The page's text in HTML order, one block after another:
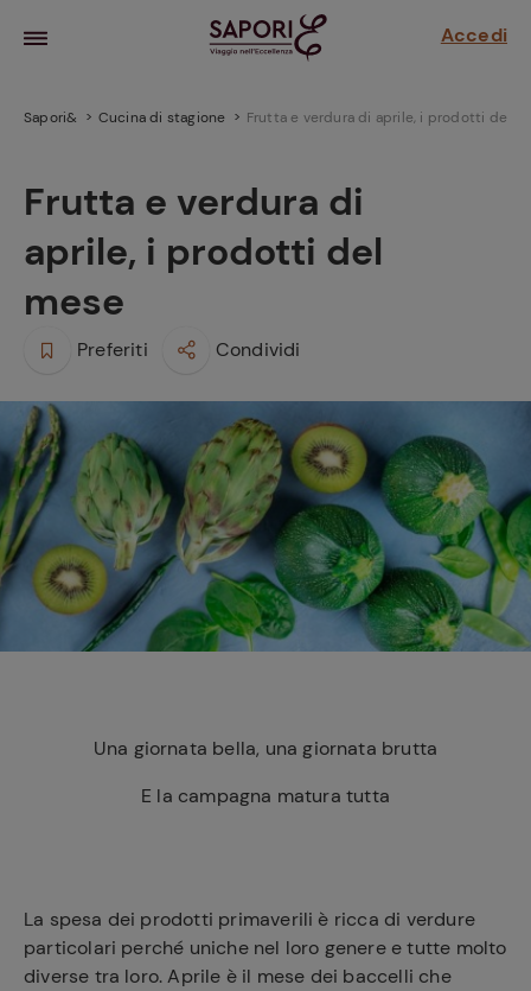
Accedi
e
ricetta
il
sensi di
Sapori& Cucina di stagione Frutta e verdura di aprile, i prodotti del
Frutta e verdura di
aprile, i prodotti del
mese
Preferiti Condividi
Una giornata bella, una giornata brutta
E la campagna matura tutta
La spesa dei prodotti primaverili è ricca di verdure
particolari perché uniche nel loro genere e tutte molto
diverse tra loro. Aprile è il mese dei baccelli che